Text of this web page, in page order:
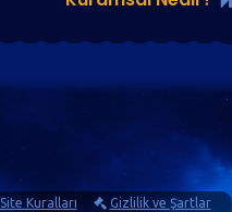
Site Kuralları Gizlilik ve Şartlar